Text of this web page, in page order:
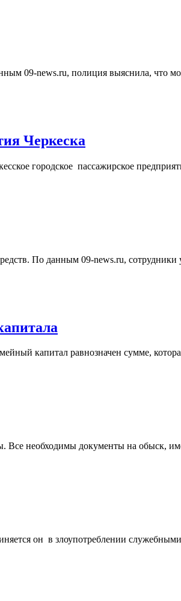
09-news.ru, полиция выяснила, что
Черкеска
городское пассажирское
По данным 09-news.ru, сотрудники
капитал равнозначен сумме,
необходимы документы на обыск,
он в злоупотреблении